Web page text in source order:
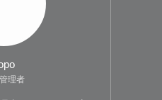
理者